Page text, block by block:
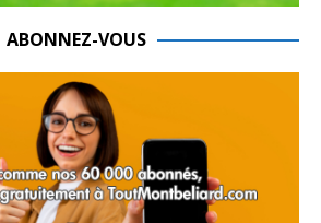
ABONNEZ-VOUS